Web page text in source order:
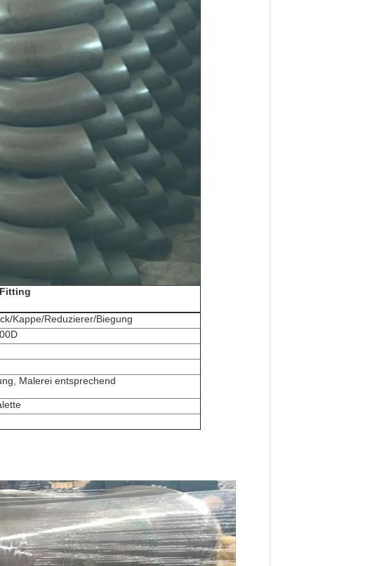
Kappe/Reduzierer/Biegung
Malerei entsprechend